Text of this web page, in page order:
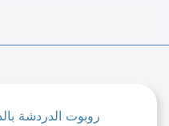
روبوت الدردشة